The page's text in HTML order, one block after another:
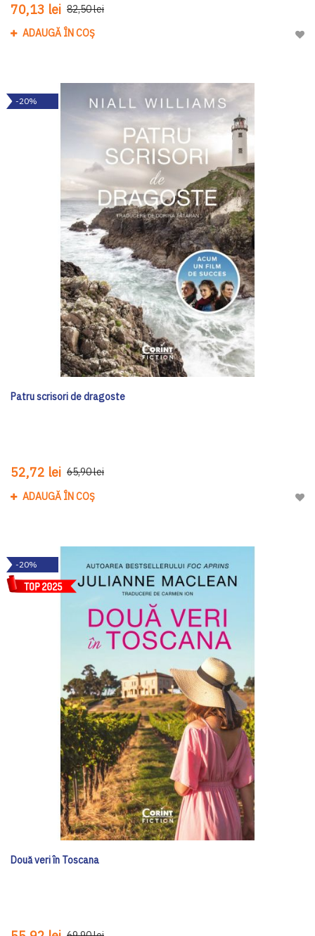
70,13 lei 82,50 lei
ADAUGĂ ÎN COȘ
-20%
Patru scrisori de dragoste
52,72 lei 65,90 lei
ADAUGĂ ÎN COȘ
-20%
Două veri în Toscana